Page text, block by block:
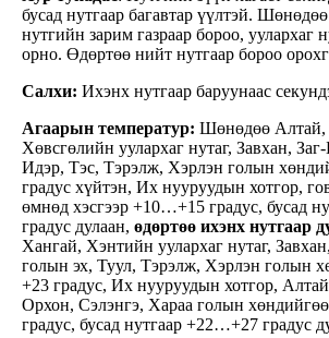
бусад нутгаар багавтар үүлтэй.
нутгийн зарим газраар бороо, уулархаг
орно. Өдөртөө нийт нутгаар бороо
Салхи: Ихэнх нутгаар баруунаас
Агаарын температур: Шөнөдөө Алтай,
Хөвсгөлийн уулархаг нутаг, Завхан,
Идэр, Тэс, Тэрэлж, Хэрлэн голын
градус хүйтэн, Их нууруудын хотгор,
өмнөд хэсгээр +10…+15 градус, бусад
градус дулаан, өдөртөө ихэнх нутгаар
Хангай, Хэнтийн уулархаг нутаг,
голын эх, Туул, Тэрэлж, Хэрлэн голын
+23 градус, Их нууруудын хотгор,
Орхон, Сэлэнгэ, Хараа голын
градус, бусад нутгаар +22…+27 градус